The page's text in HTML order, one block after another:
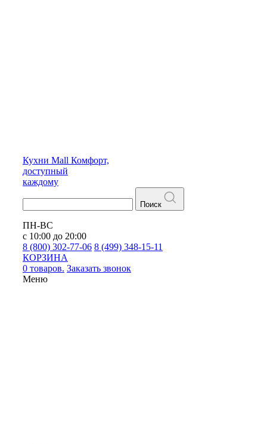
Кухни Mall Комфорт,
доступный
каждому
Поиск
ПН-ВС
с 10:00 до 20:00
8 (800) 302-77-06 8 (499) 348-15-11
КОРЗИНА
0 товаров. Заказать звонок
Меню